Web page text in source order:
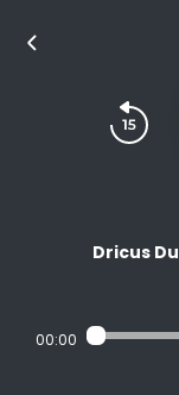
Dricus Du
00:00